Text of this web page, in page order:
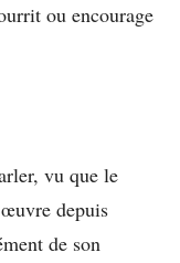
ou encourage
vu que le
depuis
de son